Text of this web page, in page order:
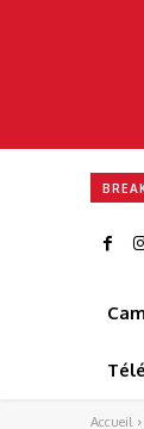
Accueil